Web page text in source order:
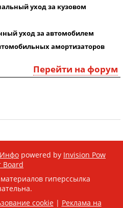
уход за кузовом
уход за автомобилем
амортизаторов
Перейти на форум
powered by Invision Pow
Board
гиперссылка
cookie| Реклама на